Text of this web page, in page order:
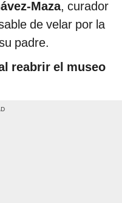
Maza , curador
de velar por la
padre.
reabrir el museo